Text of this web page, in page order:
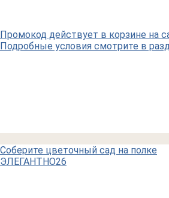
Промокод действует в корзине на
Подробные условия смотрите в
Соберите цветочный сад на полке
ЭЛЕГАНТНО26